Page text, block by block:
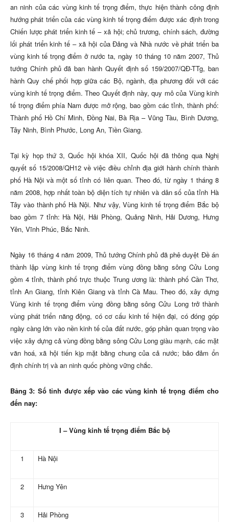
an ninh của các vùng kinh tế trọng điểm, thực hiện thành công định
hướng phát triển của các vùng kinh tế trọng điểm được xác định trong
Chiến lược phát triển kinh tế – xã hội; chủ trương, chính sách, đường
lối phát triển kinh tế – xã hội của Đảng và Nhà nước về phát triển ba
vùng kinh tế trọng điểm ở nước ta, ngày 10 tháng 10 năm 2007, Thủ
tướng Chính phủ đã ban hành Quyết định số 159/2007/QĐ-TTg, ban
hành Quy chế phối hợp giữa các Bộ, ngành, địa phương đối với các
vùng kinh tế trọng điểm. Theo Quyết định này, quy mô của Vùng kinh
tế trọng điểm phía Nam được mở rộng, bao gồm các tỉnh, thành phố:
Thành phố Hồ Chí Minh, Đồng Nai, Bà Rịa – Vũng Tàu, Bình Dương,
Tây Ninh, Bình Phước, Long An, Tiền Giang.
Tại kỳ họp thứ 3, Quốc hội khóa XII, Quốc hội đã thông qua Nghị
quyết số 15/2008/QH12 về việc điều chỉnh địa giới hành chính thành
phố Hà Nội và một số tỉnh có liên quan. Theo đó, từ ngày 1 tháng 8
năm 2008, hợp nhất toàn bộ diện tích tự nhiên và dân số của tỉnh Hà
Tây vào thành phố Hà Nội. Như vậy, Vùng kinh tế trọng điểm Bắc bộ
bao gồm 7 tỉnh: Hà Nội, Hải Phòng, Quảng Ninh, Hải Dương, Hưng
Yên, Vĩnh Phúc, Bắc Ninh.
Ngày 16 tháng 4 năm 2009, Thủ tướng Chính phủ đã phê duyệt Đề án
thành lập vùng kinh tế trọng điểm vùng đồng bằng sông Cửu Long
gồm 4 tỉnh, thành phố trực thuộc Trung ương là: thành phố Cần Thơ,
tỉnh An Giang, tỉnh Kiên Giang và tỉnh Cà Mau. Theo đó, xây dựng
Vùng kinh tế trọng điểm vùng đồng bằng sông Cửu Long trở thành
vùng phát triển năng động, có cơ cấu kinh tế hiện đại, có đóng góp
ngày càng lớn vào nền kinh tế của đất nước, góp phần quan trọng vào
việc xây dựng cả vùng đồng bằng sông Cửu Long giàu mạnh, các mặt
văn hoá, xã hội tiến kịp mặt bằng chung của cả nước; bảo đảm ổn
định chính trị và an ninh quốc phòng vững chắc.
Bảng 3: Số tỉnh được xếp vào các vùng kinh tế trọng điểm cho
đến nay:
I – Vùng kinh tế trọng điểm Bắc bộ
1 Hà Nội
2 Hưng Yên
3 Hải Phòng